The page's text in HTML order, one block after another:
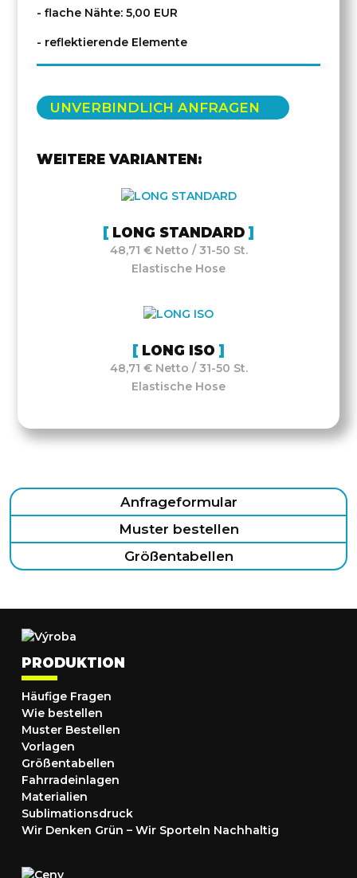
- flache Nähte: 5,00 EUR
- reflektierende Elemente
UNVERBINDLICH ANFRAGEN
WEITERE VARIANTEN:
LONG STANDARD
48,71 € Netto / 31-50 St.
Elastische Hose
LONG ISO
48,71 € Netto / 31-50 St.
Elastische Hose
Anfrageformular
Muster bestellen
Größentabellen
PRODUKTION
Häufige Fragen
Wie bestellen
Muster Bestellen
Vorlagen
Größentabellen
Fahrradeinlagen
Materialien
Sublimationsdruck
Wir Denken Grün – Wir Sporteln Nachhaltig